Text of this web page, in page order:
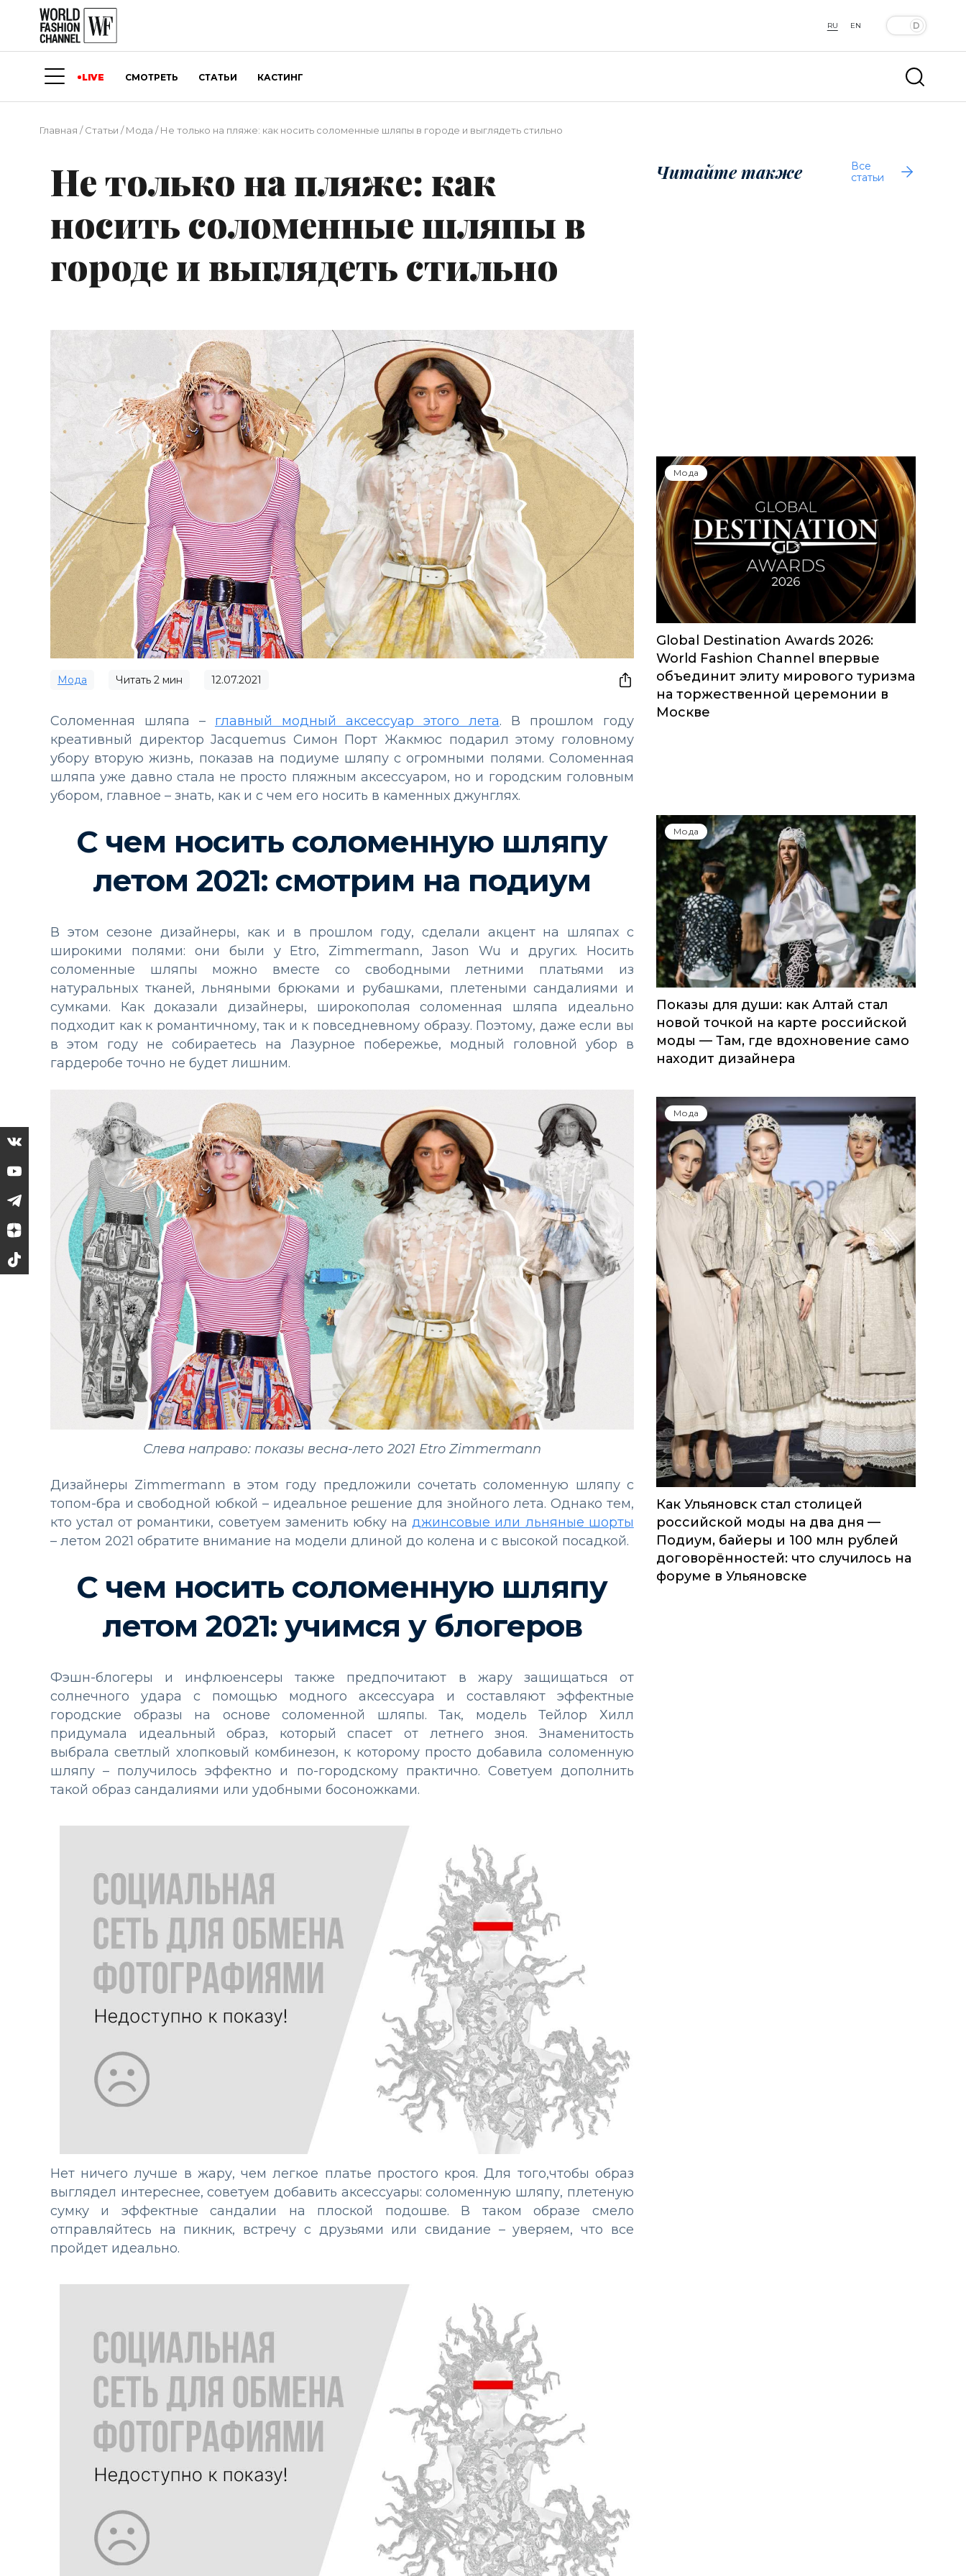
RU EN
LIVE СМОТРЕТЬ СТАТЬИ КАСТИНГ
Главная /Статьи /Мода /Не только на пляже: как носить соломенные шляпы в городе и выглядеть стильно
Не только на пляже: как
носить соломенные шляпы в
городе и выглядеть стильно
Мода Читать 2 мин 12.07.2021
Соломенная шляпа – главный модный аксессуар этого лета. В прошлом году
креативный директор Jacquemus Симон Порт Жакмюс подарил этому головному
убору вторую жизнь, показав на подиуме шляпу с огромными полями. Соломенная
шляпа уже давно стала не просто пляжным аксессуаром, но и городским головным
убором, главное – знать, как и с чем его носить в каменных джунглях.
С чем носить соломенную шляпу
летом 2021: смотрим на подиум
В этом сезоне дизайнеры, как и в прошлом году, сделали акцент на шляпах с
широкими полями: они были у Etro, Zimmermann, Jason Wu и других. Носить
соломенные шляпы можно вместе со свободными летними платьями из
натуральных тканей, льняными брюками и рубашками, плетеными сандалиями и
сумками. Как доказали дизайнеры, широкополая соломенная шляпа идеально
подходит как к романтичному, так и к повседневному образу. Поэтому, даже если вы
в этом году не собираетесь на Лазурное побережье, модный головной убор в
гардеробе точно не будет лишним.
Слева направо: показы весна-лето 2021 Etro Zimmermann
Дизайнеры Zimmermann в этом году предложили сочетать соломенную шляпу с
топом-бра и свободной юбкой – идеальное решение для знойного лета. Однако тем,
кто устал от романтики, советуем заменить юбку наджинсовые или льняные шорты
– летом 2021 обратите внимание на модели длиной до колена и с высокой посадкой.
С чем носить соломенную шляпу
летом 2021: учимся у блогеров
Фэшн-блогеры и инфлюенсеры также предпочитают в жару защищаться от
солнечного удара с помощью модного аксессуара и составляют эффектные
городские образы на основе соломенной шляпы. Так, модель Тейлор Хилл
придумала идеальный образ, который спасет от летнего зноя. Знаменитость
выбрала светлый хлопковый комбинезон, к которому просто добавила соломенную
шляпу – получилось эффектно и по-городскому практично. Советуем дополнить
такой образ сандалиями или удобными босоножками.
Нет ничего лучше в жару, чем легкое платье простого кроя. Для того,чтобы образ
выглядел интереснее, советуем добавить аксессуары: соломенную шляпу, плетеную
сумку и эффектные сандалии на плоской подошве. В таком образе смело
отправляйтесь на пикник, встречу с друзьями или свидание – уверяем, что все
пройдет идеально.
Читайте также
Все
статьи
Мода
Global Destination Awards 2026:
World Fashion Channel впервые
объединит элиту мирового туризма
на торжественной церемонии в
Москве
Мода
Показы для души: как Алтай стал
новой точкой на карте российской
моды — Там, где вдохновение само
находит дизайнера
Мода
Как Ульяновск стал столицей
российской моды на два дня —
Подиум, байеры и 100 млн рублей
договорённостей: что случилось на
форуме в Ульяновске